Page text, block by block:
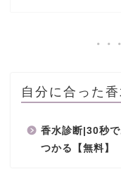
自分に合った
香水診断|30秒
つかる【無料】